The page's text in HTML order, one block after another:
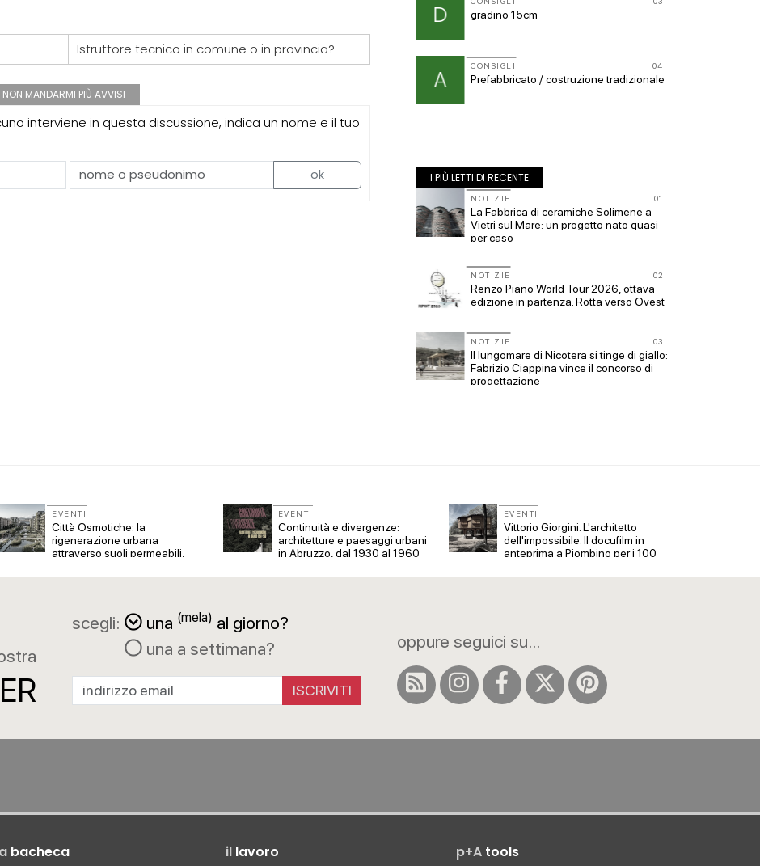
Istruttore tecnico in comune o in provincia?
NON MANDARMI PIÙ AVVISI
interviene in questa discussione, indica un nome e il tuo
ok
08
spessore muri e ...
CONSIGLI
D gradino 15cm
A 04
CONSIGLI
Prefabbricato / costruzione tradizionale
I PIÙ LETTI DI RECENTE
01
NOTIZIE
La Fabbrica di ceramiche Solimene a
Vietri sul Mare: un progetto nato quasi
per caso
02
NOTIZIE
Renzo Piano World Tour 2026, ottava
edizione in partenza. Rotta verso Ovest
03
NOTIZIE
Il lungomare di Nicotera si tinge di giallo:
Fabrizio Ciappina vince il concorso di
progettazione
EVENTI
Città Osmotiche: la
rigenerazione urbana
attraverso suoli permeabili,
resilienza climatica
EVENTI
Continuità e divergenze:
architetture e paesaggi urbani
in Abruzzo, dal 1930 al 1960
EVENTI
Vittorio Giorgini. L'architetto
dell'impossibile. Il docufilm in
anteprima a Piombino per i 100
scegli: una (mela) al giorno?
una a settimana?
ISCRIVITI
oppure seguici su...
bacheca il lavoro p+A tools